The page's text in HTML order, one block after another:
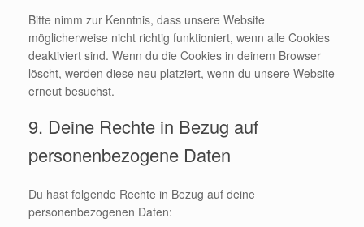
Bitte nimm zur Kenntnis, dass unsere Website
möglicherweise nicht richtig funktioniert, wenn alle Cookies
deaktiviert sind. Wenn du die Cookies in deinem Browser
löscht, werden diese neu platziert, wenn du unsere Website
erneut besuchst.
9. Deine Rechte in Bezug auf
personenbezogene Daten
Du hast folgende Rechte in Bezug auf deine
personenbezogenen Daten: